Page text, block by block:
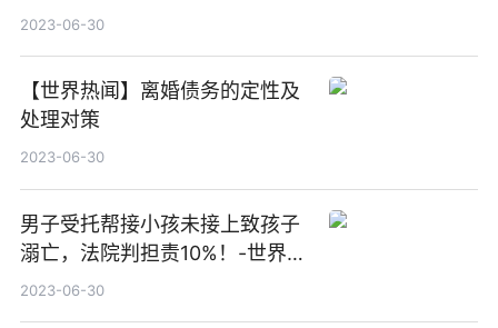
2023-06-30
【世界热闻】离婚债务的定性及
处理对策
2023-06-30
男子受托帮接小孩未接上致孩子
溺亡，法院判担责10%！-世界即
时看
2023-06-30